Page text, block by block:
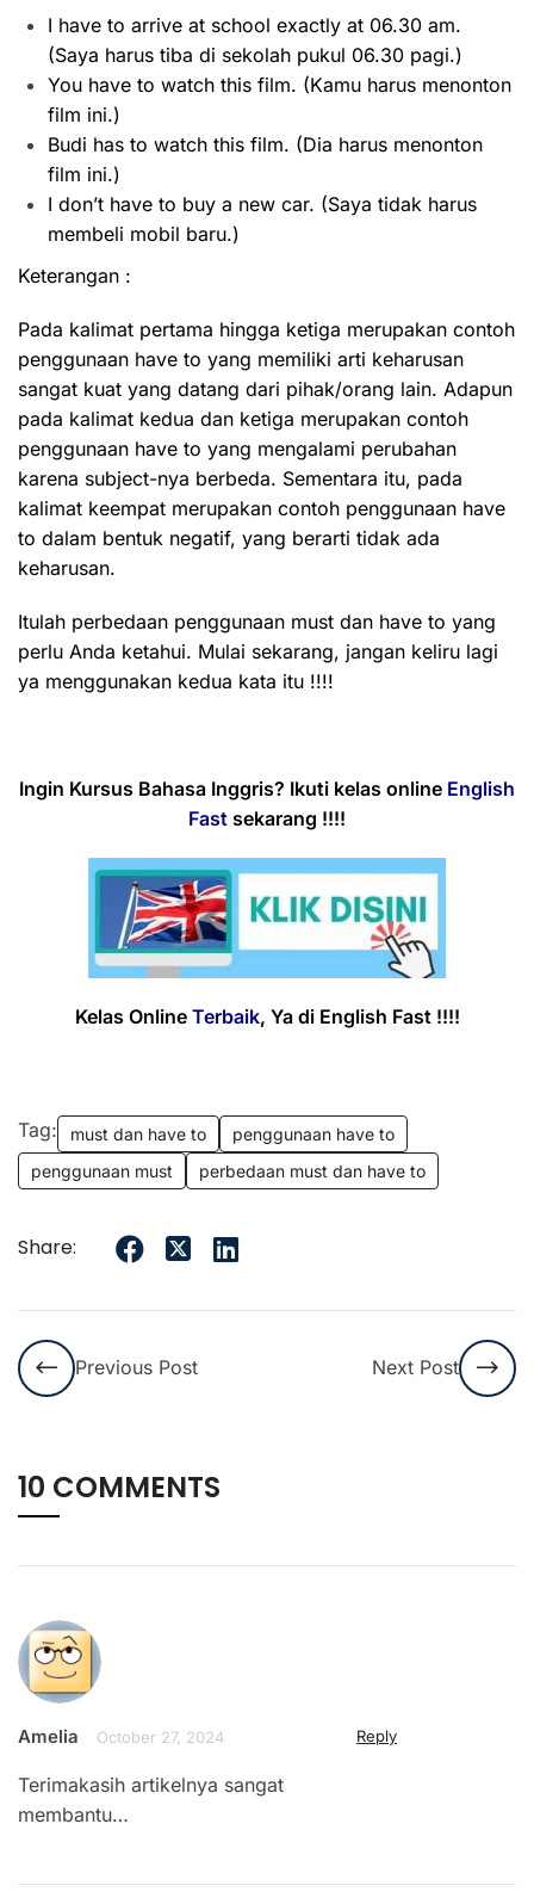
I have to arrive at school exactly at 06.30 am.
(Saya harus tiba di sekolah pukul 06.30 pagi.)
You have to watch this film. (Kamu harus menonton
film ini.)
Budi has to watch this film. (Dia harus menonton
film ini.)
I don’t have to buy a new car. (Saya tidak harus
membeli mobil baru.)
Keterangan :
Pada kalimat pertama hingga ketiga merupakan contoh
penggunaan have to yang memiliki arti keharusan
sangat kuat yang datang dari pihak/orang lain. Adapun
pada kalimat kedua dan ketiga merupakan contoh
penggunaan have to yang mengalami perubahan
karena subject-nya berbeda. Sementara itu, pada
kalimat keempat merupakan contoh penggunaan have
to dalam bentuk negatif, yang berarti tidak ada
keharusan.
Itulah perbedaan penggunaan must dan have to yang
perlu Anda ketahui. Mulai sekarang, jangan keliru lagi
ya menggunakan kedua kata itu !!!!
Ingin Kursus Bahasa Inggris? Ikuti kelas online English
Fast sekarang !!!!
Kelas Online Terbaik, Ya di English Fast !!!!
Tag: must dan have to
penggunaan have to
penggunaan must
perbedaan must dan have to
Share:
Previous Post Next Post
10 COMMENTS
Amelia October 27, 2024 Reply
Terimakasih artikelnya sangat
membantu…